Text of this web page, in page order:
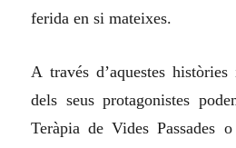
ferida en si mateixes.
A través d’aquestes
dels seus protagonistes
Teràpia de Vides Passades